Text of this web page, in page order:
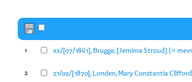
1 xx/[07/1861], Brugge, [Jemima Stroud] (=
2 21/02/[1870], Londen, Mary Constantia Clifford